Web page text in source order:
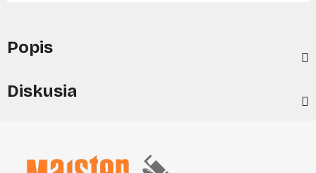
Popis
Diskusia